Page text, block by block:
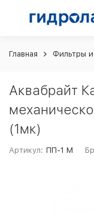
Главная Фильтры
Аквабрайт
(1мк)
Артикул: ПП-1 М